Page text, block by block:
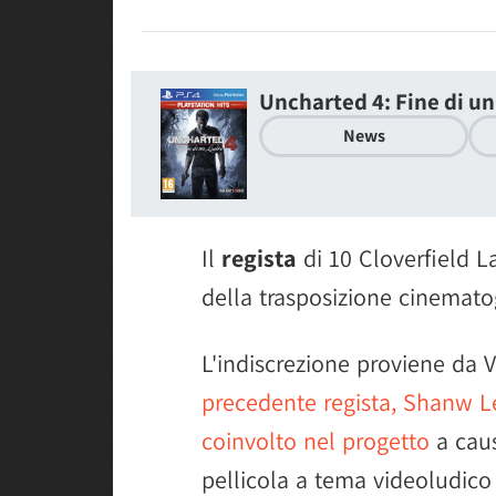
Uncharted 4: Fine di
News
Il regista di 10 Cloverfield
della trasposizione
L'indiscrezione proviene da
precedente regista, Shanw
coinvolto nel progetto a
pellicola a tema videoludico